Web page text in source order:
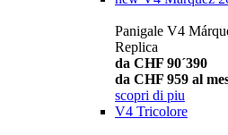
Panigale V4
Replica
da CHF 90´390
da CHF 959 al
scopri di piu
V4 Tricolore